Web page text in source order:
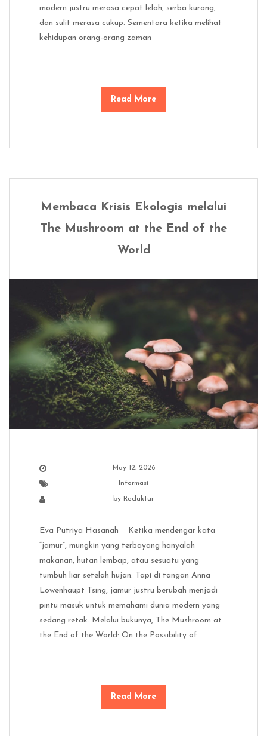
modern justru merasa cepat lelah, serba kurang,
dan sulit merasa cukup. Sementara ketika melihat
kehidupan orang-orang zaman
Read More
Membaca Krisis Ekologis melalui
The Mushroom at the End of the
World
May 12, 2026
Informasi
by Redaktur
Eva Putriya Hasanah Ketika mendengar kata
“jamur”, mungkin yang terbayang hanyalah
makanan, hutan lembap, atau sesuatu yang
tumbuh liar setelah hujan. Tapi di tangan Anna
Lowenhaupt Tsing, jamur justru berubah menjadi
pintu masuk untuk memahami dunia modern yang
sedang retak. Melalui bukunya, The Mushroom at
the End of the World: On the Possibility of
Read More